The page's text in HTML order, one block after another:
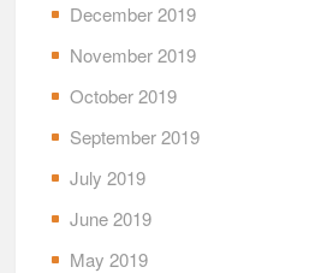
December 2019
November 2019
October 2019
September 2019
July 2019
June 2019
May 2019